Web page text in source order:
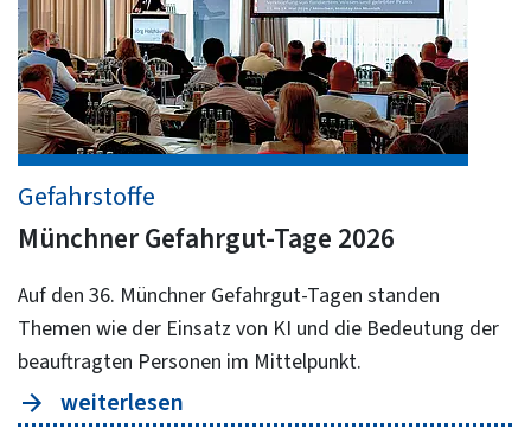
Gefahrstoffe
Münchner Gefahrgut-Tage 2026
Auf den 36. Münchner Gefahrgut-Tagen standen
Themen wie der Einsatz von KI und die Bedeutung der
beauftragten Personen im Mittelpunkt.
weiterlesen